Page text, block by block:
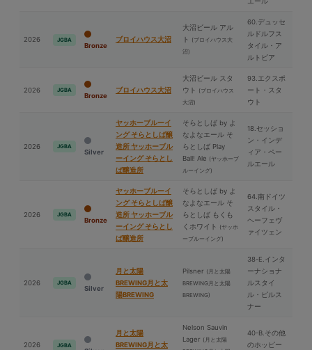
2026 JGBA
Bronze
ブロイハウス⼤沼
⼤沼ビール アル
ト (ブロイハウス⼤
沼)
60.デュッセ
ルドルフス
タイル・ア
ルトビア
2026 JGBA
Bronze
ブロイハウス⼤沼
⼤沼ビール スタ
ウト (ブロイハウス
⼤沼)
93.エクスポ
ート・スタ
ウト
2026 JGBA
Silver
ヤッホーブルーイ
ング そらとしば醸
造所 ヤッホーブル
ーイング そらとし
ば醸造所
そらとしば by よ
なよなエール そ
らとしば Play
Ball! Ale (ヤッホーブ
ルーイング)
18.セッショ
ン・インデ
ィア・ペー
ルエール
2026 JGBA
Bronze
ヤッホーブルーイ
ング そらとしば醸
造所 ヤッホーブル
ーイング そらとし
ば醸造所
そらとしば by よ
なよなエール そ
らとしば もくも
くホワイト (ヤッホ
ーブルーイング)
64.南ドイツ
スタイル・
ヘーフェヴ
ァイツェン
2026 JGBA
Silver
⽉と太陽
BREWING⽉と太
陽BREWING
Pilsner (⽉と太陽
BREWING⽉と太陽
BREWING)
38-E.インタ
ーナショナ
ルスタイ
ル・ピルス
ナー
2026 JGBA
⽉と太陽
BREWING⽉と太
Nelson Sauvin
Lager (⽉と太陽
40-B.その他
のホッピー